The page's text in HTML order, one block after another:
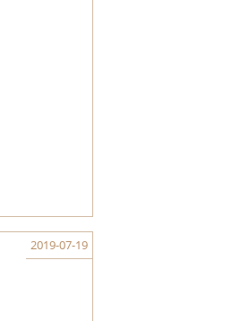
2019-07-19